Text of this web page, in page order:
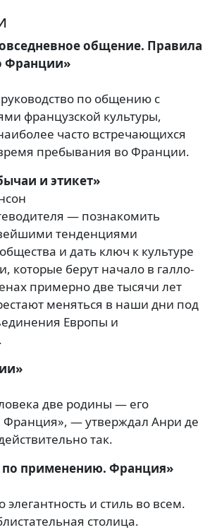
общение. Правила
Франции»
по общению с
французской культуры,
часто встречающихся
пребывания во Франции.
и этикет»
— познакомить
тенденциями
и дать ключ к культуре
которые берут начало в галло-
примерно две тысячи лет
меняться в наши дни под
Европы и
две родины — его
Франция», — утверждал Анри де
так.
по применению. Франция»
и стиль во всем.
столица.